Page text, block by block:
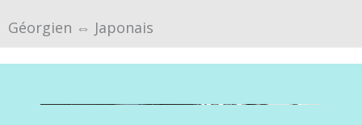
Géorgien ⇔ Japonais